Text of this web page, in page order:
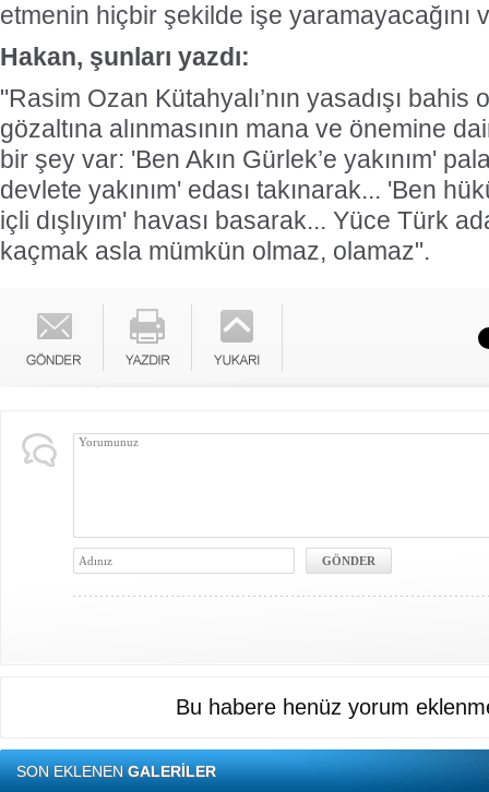
etmenin hiçbir şekilde işe yaramayacağını
Hakan, şunları yazdı:
"Rasim Ozan Kütahyalı’nın yasadışı
gözaltına alınmasının mana ve önemine
bir şey var: 'Ben Akın Gürlek’e yakınım'
devlete yakınım' edası takınarak... 'Ben
içli dışlıyım' havası basarak... Yüce Türk
kaçmak asla mümkün olmaz, olamaz".
Bu habere henüz yorum
SON EKLENENGALERİLER